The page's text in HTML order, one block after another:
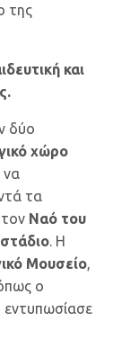
της
και
δύο
χώρο
να
τα
Ναό του
. Η
Μουσείο,
ο
εντυπωσίασε